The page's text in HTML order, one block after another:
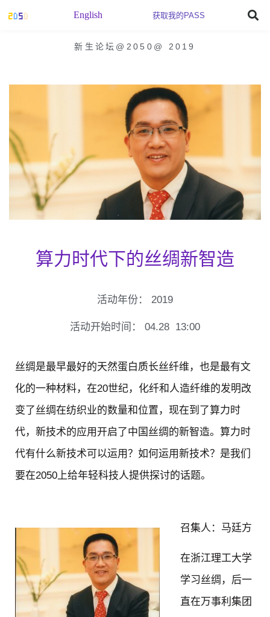
English 获取我的PASS
新生论坛@2050 @ 2019
算力时代下的丝绸新智造
活动年份： 2019
活动开始时间： 04.28 13:00
丝绸是最早最好的天然蛋白质长丝纤维，也是最有文
化的一种材料，在20世纪，化纤和人造纤维的发明改
变了丝绸在纺织业的数量和位置，现在到了算力时
代，新技术的应用开启了中国丝绸的新智造。算力时
代有什么新技术可以运用？如何运用新技术？是我们
要在2050上给年轻科技人提供探讨的话题。
召集人：马廷方
在浙江理工大学
学习丝绸，后一
直在万事利集团